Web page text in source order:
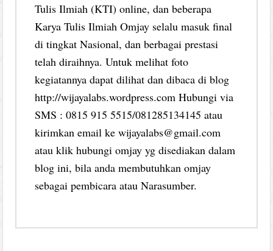
Tulis Ilmiah (KTI) online, dan beberapa
Karya Tulis Ilmiah Omjay selalu masuk final
di tingkat Nasional, dan berbagai prestasi
telah diraihnya. Untuk melihat foto
kegiatannya dapat dilihat dan dibaca di blog
http://wijayalabs.wordpress.com Hubungi via
SMS : 0815 915 5515/081285134145 atau
kirimkan email ke wijayalabs@gmail.com
atau klik hubungi omjay yg disediakan dalam
blog ini, bila anda membutuhkan omjay
sebagai pembicara atau Narasumber.